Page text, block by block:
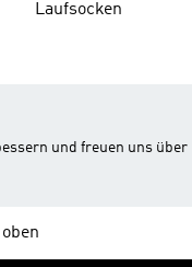
Laufsocken
und freuen uns über